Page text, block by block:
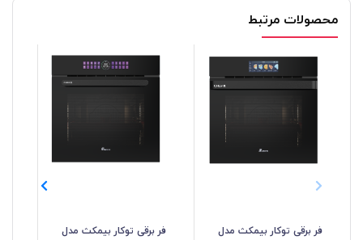
محصولات مرتبط
فر برقی توکار بیمکث مدل
فر برقی توکار بیمکث مدل